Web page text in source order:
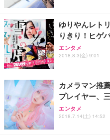
ゆりやんレト
りきり！ヒゲ
エンタメ
2018.8.3(金) 9:01
カメラマン推
プレイヤー、
エンタメ
2018.7.14(土) 14:52